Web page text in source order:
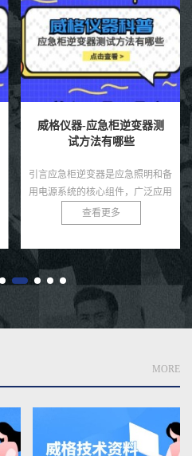
威格仪器-应急柜逆变器测
试方法有哪些
引言应急柜逆变器是应急照明和备
用电源系统的核心组件，广泛应用
于医院、商业建筑、数据中心等场
所，确保在主电源中断时为关键设
接...
查看更多
MORE